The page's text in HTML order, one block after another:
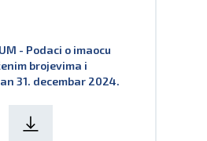
- Podaci o imaocu
brojevima i
31. decembar 2024.